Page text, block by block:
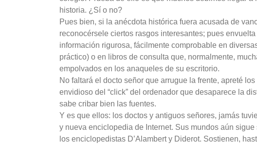
historia. ¿Sí o no?
Pues bien, si la anécdota histórica fuera acusada de
reconocérsele ciertos rasgos interesantes; pues
información rigurosa, fácilmente comprobable en
práctico) o en libros de consulta que, normalmente,
empolvados en los anaqueles de su escritorio.
No faltará el docto señor que arrugue la frente, apreté
envidioso del “click” del ordenador que desaparece la
sabe cribar bien las fuentes.
Y es que ellos: los doctos y antiguos señores, jamás
y nueva enciclopedia de Internet. Sus mundos aún
los enciclopedistas D’Alambert y Diderot. Sostienen,